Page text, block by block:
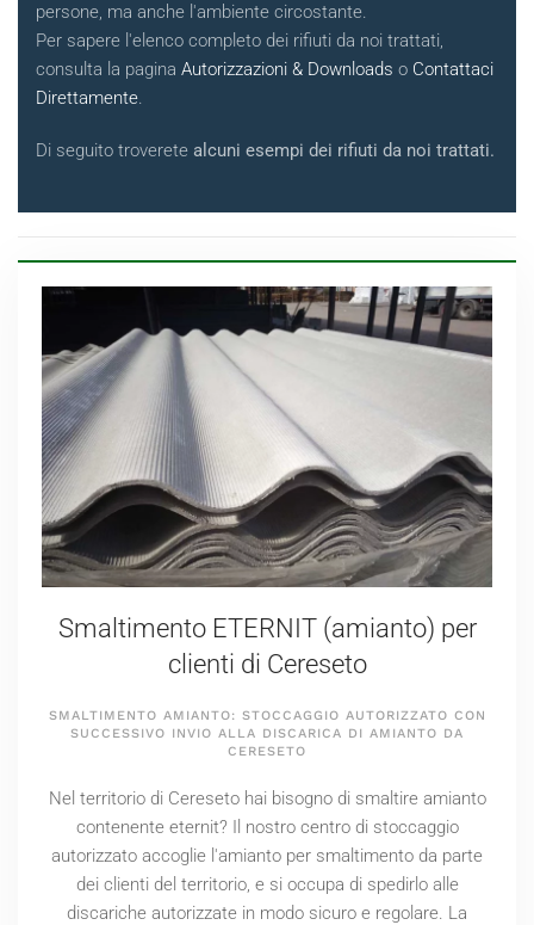
persone, ma anche l'ambiente circostante.
Per sapere l'elenco completo dei rifiuti da noi trattati,
consulta la pagina Autorizzazioni & Downloads o Contattaci
Direttamente.
Di seguito troverete alcuni esempi dei rifiuti da noi trattati.
Smaltimento ETERNIT (amianto) per
clienti di Cereseto
SMALTIMENTO AMIANTO: STOCCAGGIO AUTORIZZATO CON
SUCCESSIVO INVIO ALLA DISCARICA DI AMIANTO DA
CERESETO
Nel territorio di Cereseto hai bisogno di smaltire amianto
contenente eternit? Il nostro centro di stoccaggio
autorizzato accoglie l'amianto per smaltimento da parte
dei clienti del territorio, e si occupa di spedirlo alle
discariche autorizzate in modo sicuro e regolare. La